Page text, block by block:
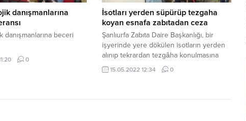
danışmanlarına
danışmanlarına beceri
0
İsotları yerden süpürüp tezgaha
koyan esnafa zabıtadan ceza
Şanlıurfa Zabıta Daire Başkanlığı, bir
işyerinde yere dökülen isotların yerden
alınıp tekrardan tezgâha konulmasına
sessiz kalmadı. Ajans Urfa’nın gündeme
getirdiği görüntülerin ardından tezgahtaki
15.05.2022 12:34 0